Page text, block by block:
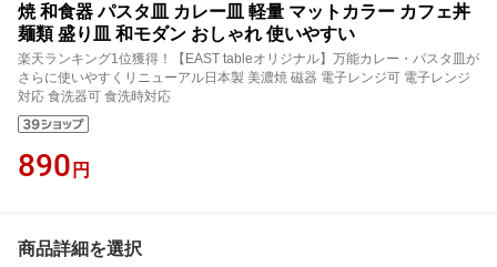
焼 和食器 パスタ皿 カレー皿 軽量 マットカラー カフェ丼
麺類 盛り皿 和モダン おしゃれ 使いやすい
楽天ランキング1位獲得！【EAST tableオリジナル】万能カレー・パスタ皿が
さらに使いやすくリニューアル日本製 美濃焼 磁器 電子レンジ可 電子レンジ
対応 食洗器可 食洗時対応
890 円
商品詳細を選択